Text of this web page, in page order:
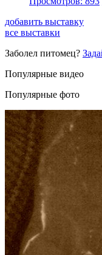
добавить выставку
все выставки
Заболел питомец?
Популярные видео
Популярные фото